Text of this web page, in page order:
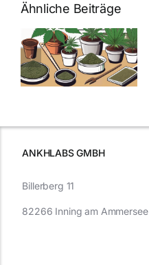
Ähnliche Beiträge
Neue THC-
Grenzwert-
Regelung:
Was Sie über
Cannabis und
müssen
ANKHLABS GMBH
Billerberg 11
82266 Inning am Ammersee